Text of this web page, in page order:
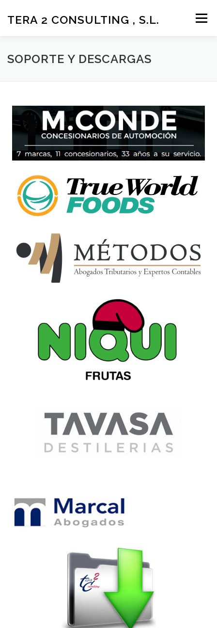
TERA 2 CONSULTING , S.L. Menú
LA EMPRESA SOLUCIONES Y SERVICIOS
CONTACTO MÁS
SOPORTE Y DESCARGAS